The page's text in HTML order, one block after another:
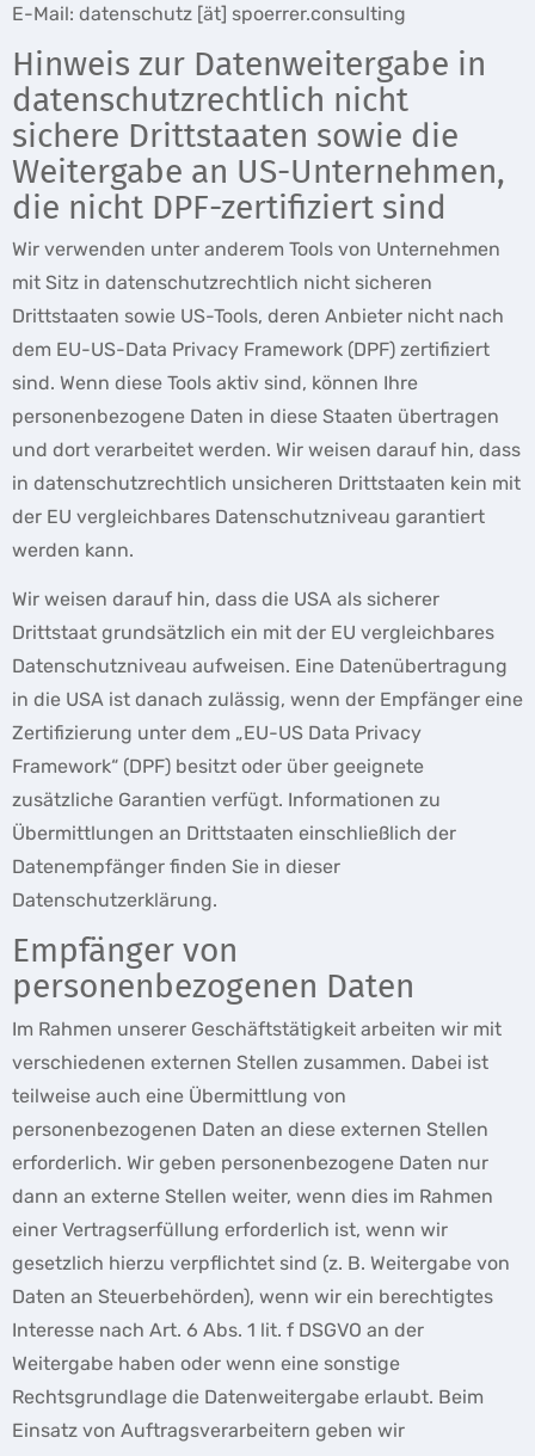
E-Mail: datenschutz [ät] spoerrer.consulting
Hinweis zur Datenweitergabe in
datenschutzrechtlich nicht
sichere Drittstaaten sowie die
Weitergabe an US-Unternehmen,
die nicht DPF-zertifiziert sind
Wir verwenden unter anderem Tools von Unternehmen
mit Sitz in datenschutzrechtlich nicht sicheren
Drittstaaten sowie US-Tools, deren Anbieter nicht nach
dem EU-US-Data Privacy Framework (DPF) zertifiziert
sind. Wenn diese Tools aktiv sind, können Ihre
personenbezogene Daten in diese Staaten übertragen
und dort verarbeitet werden. Wir weisen darauf hin, dass
in datenschutzrechtlich unsicheren Drittstaaten kein mit
der EU vergleichbares Datenschutzniveau garantiert
werden kann.
Wir weisen darauf hin, dass die USA als sicherer
Drittstaat grundsätzlich ein mit der EU vergleichbares
Datenschutzniveau aufweisen. Eine Datenübertragung
in die USA ist danach zulässig, wenn der Empfänger eine
Zertifizierung unter dem „EU-US Data Privacy
Framework“ (DPF) besitzt oder über geeignete
zusätzliche Garantien verfügt. Informationen zu
Übermittlungen an Drittstaaten einschließlich der
Datenempfänger finden Sie in dieser
Datenschutzerklärung.
Empfänger von
personenbezogenen Daten
Im Rahmen unserer Geschäftstätigkeit arbeiten wir mit
verschiedenen externen Stellen zusammen. Dabei ist
teilweise auch eine Übermittlung von
personenbezogenen Daten an diese externen Stellen
erforderlich. Wir geben personenbezogene Daten nur
dann an externe Stellen weiter, wenn dies im Rahmen
einer Vertragserfüllung erforderlich ist, wenn wir
gesetzlich hierzu verpflichtet sind (z. B. Weitergabe von
Daten an Steuerbehörden), wenn wir ein berechtigtes
Interesse nach Art. 6 Abs. 1 lit. f DSGVO an der
Weitergabe haben oder wenn eine sonstige
Rechtsgrundlage die Datenweitergabe erlaubt. Beim
Einsatz von Auftragsverarbeitern geben wir